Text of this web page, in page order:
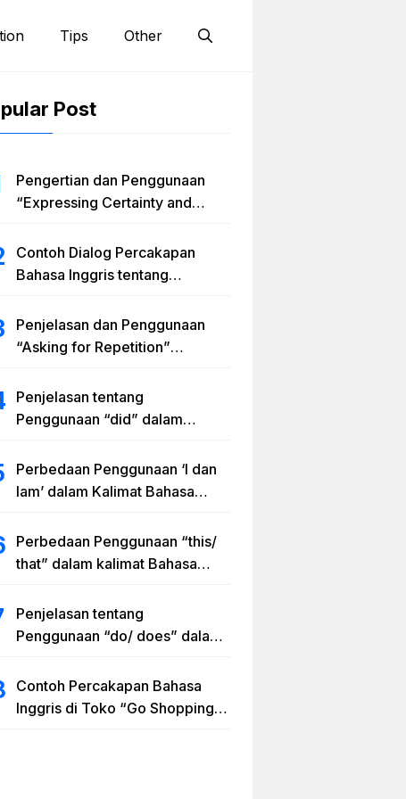
Tips Other
Post
Pengertian dan Penggunaan
“Expressing Certainty and
Contoh Dialog Percakapan
Bahasa Inggris tentang
Artinya
Penjelasan dan Penggunaan
“Asking for Repetition”
dan Latihan Soal
Penjelasan tentang
Penggunaan “did” dalam
Perbedaan Penggunaan ‘I dan
Iam’ dalam Kalimat Bahasa
Perbedaan Penggunaan “this/
that” dalam kalimat Bahasa
Contoh Kalimat
Penjelasan tentang
Penggunaan “do/ does” dalam
Contoh Percakapan Bahasa
Inggris di Toko “Go Shopping”